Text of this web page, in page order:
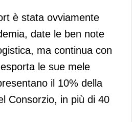
è stata ovviamente
date le ben note
ma continua con
le sue mele
il 10% della
Consorzio, in più di 40